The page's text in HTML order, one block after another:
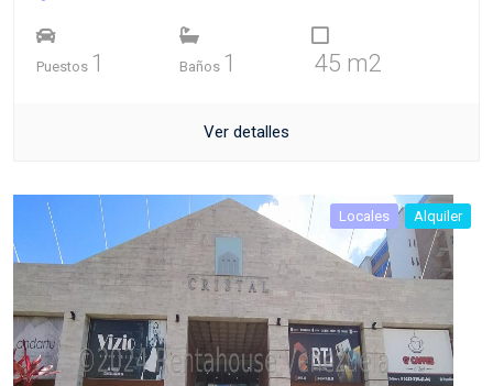
Puestos 1 Baños 1 45 m2
Ver detalles
Locales Alquiler